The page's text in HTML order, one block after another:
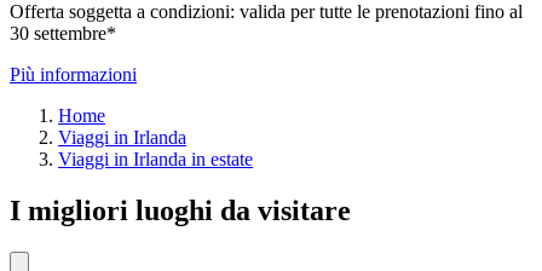
Offerta soggetta a condizioni: valida per tutte le prenotazioni fino al
30 settembre*
Più informazioni
Home
Viaggi in Irlanda
Viaggi in Irlanda in estate
I migliori luoghi da visitare